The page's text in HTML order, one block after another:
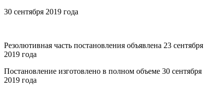
30 сентября 2019 года
Резолютивная часть постановления объявлена 23 сентября
2019 года
Постановление изготовлено в полном объеме 30 сентября
2019 года